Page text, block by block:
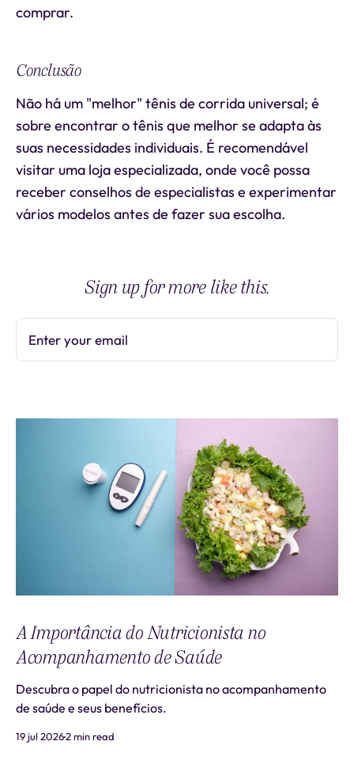
comprar.
Conclusão
Não há um "melhor" tênis de corrida universal; é
sobre encontrar o tênis que melhor se adapta às
suas necessidades individuais. É recomendável
visitar uma loja especializada, onde você possa
receber conselhos de especialistas e experimentar
vários modelos antes de fazer sua escolha.
Sign up for more like this.
Enter your email
A Importância do Nutricionista no
Acompanhamento de Saúde
Descubra o papel do nutricionista no acompanhamento
de saúde e seus benefícios.
19 jul 20262 min read